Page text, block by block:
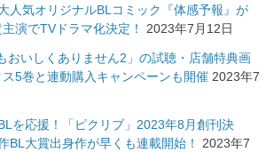
人気オリジナルBLコミック『体感予報』が
演でTVドラマ化決定！
2023年7月12日
おいしくありません2」の試聴・店舗特典画
5巻と連動購入キャンペーンも開催 2023年7
を応援！「ピクリブ」2023年8月創刊決
大賞出身作が早くも連載開始！
2023年7